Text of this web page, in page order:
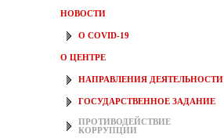
НОВОСТИ
О COVID-19
О ЦЕНТРЕ
НАПРАВЛЕНИЯ ДЕЯТЕЛЬНОСТИ
ГОСУДАРСТВЕННОЕ ЗАДАНИЕ
ПРОТИВОДЕЙСТВИЕ
КОРРУПЦИИ